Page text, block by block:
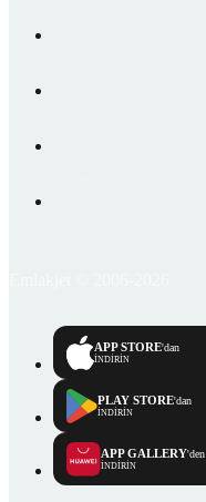
APP STORE'dan
İNDİRİN
PLAY STORE'dan
İNDİRİN
APP GALLERY'den
İNDİRİN